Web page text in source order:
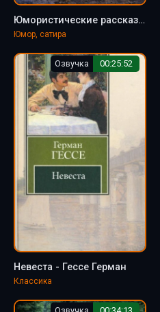
Юмористические рассказы - Тэффи Надежда
Юмор, сатира
Озвучка 00:25:52
Невеста - Гессе Герман
Классика